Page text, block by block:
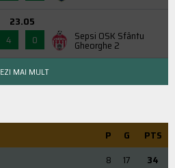
23.05
4
0 Sepsi OSK Sfântu
Gheorghe 2
MAI MULT
P G
PTS
8 17
34